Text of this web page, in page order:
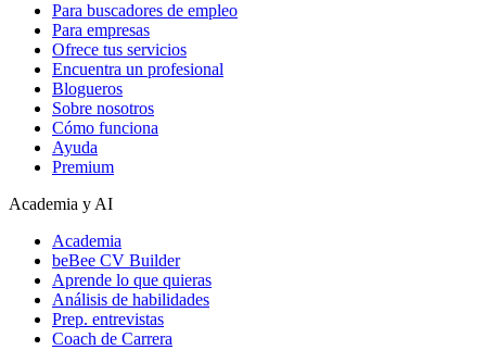
Para buscadores de empleo
Para empresas
Ofrece tus servicios
Encuentra un profesional
Blogueros
Sobre nosotros
Cómo funciona
Ayuda
Premium
Academia y AI
Academia
beBee CV Builder
Aprende lo que quieras
Análisis de habilidades
Prep. entrevistas
Coach de Carrera